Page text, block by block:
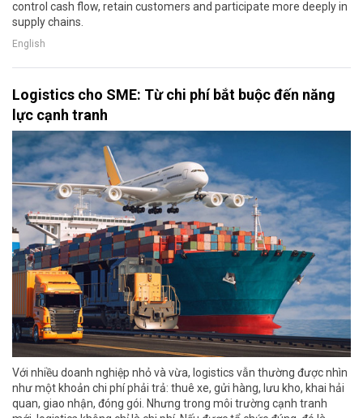
control cash flow, retain customers and participate more deeply in
supply chains.
English
Logistics cho SME: Từ chi phí bắt buộc đến năng
lực cạnh tranh
Với nhiều doanh nghiệp nhỏ và vừa, logistics vẫn thường được nhìn
như một khoản chi phí phải trả: thuê xe, gửi hàng, lưu kho, khai hải
quan, giao nhận, đóng gói. Nhưng trong môi trường cạnh tranh